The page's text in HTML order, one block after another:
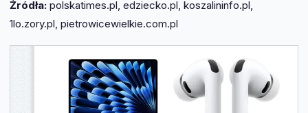
Źródła: polskatimes.pl, edziecko.pl, koszalininfo.pl,
1lo.zory.pl, pietrowicewielkie.com.pl